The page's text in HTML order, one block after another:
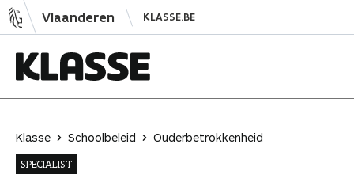
N
a
Vlaanderen KLASSE.BE
a
s
s
Klasse Schoolbeleid
Ouderbetrokkenheid
SPECIALIST